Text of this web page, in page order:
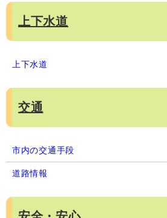
上下水道
上下水道
交通
市内の交通手段
道路情報